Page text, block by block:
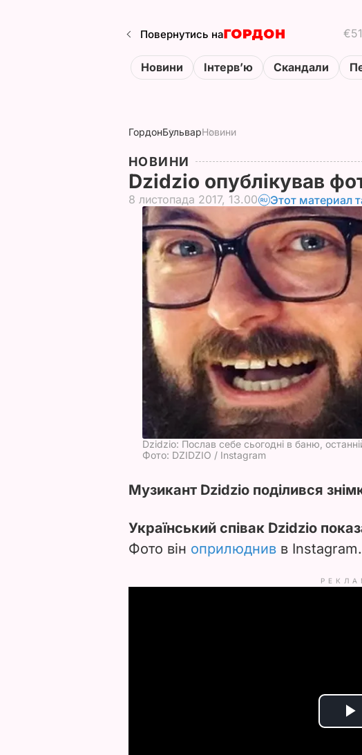
Повернутись на
Новини Інтервʼю Скандали
ГордонБульварНовини
НОВИНИ
Dzidzio опублікував
8 листопада 2017, 13.00 Этот материал
Dzidzio: Послав себе сьогодні в баню,
Фото: DZIDZIO / Instagram
Музикант Dzidzio поділився
Український співак Dzidzio
Фото він оприлюднив в Instagram.